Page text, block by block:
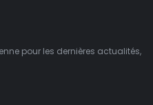
pour les dernières actualités,